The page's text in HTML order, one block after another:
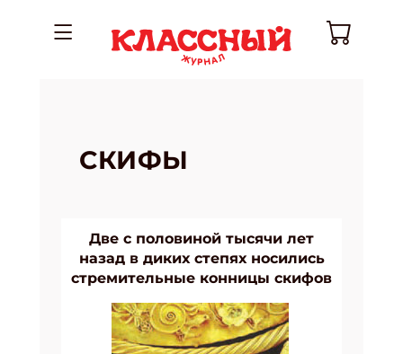
СКИФЫ
Две с половиной тысячи лет
назад в диких степях носились
стремительные конницы скифов